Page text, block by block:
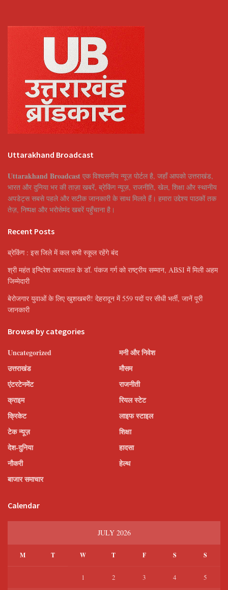
Uttarakhand Broadcast
Uttarakhand Broadcast एक विश्वसनीय न्यूज़ पोर्टल है, जहाँ आपको उत्तराखंड,
भारत और दुनिया भर की ताज़ा खबरें, ब्रेकिंग न्यूज़, राजनीति, खेल, शिक्षा और स्थानीय
अपडेट्स सबसे पहले और सटीक जानकारी के साथ मिलते हैं। हमारा उद्देश्य पाठकों तक
तेज़, निष्पक्ष और भरोसेमंद खबरें पहुँचाना है।
Recent Posts
ब्रेकिंग : इस जिले में कल सभी स्कूल रहेंगे बंद
श्री महंत इन्दिरेश अस्पताल के डॉ. पंकज गर्ग को राष्ट्रीय सम्मान, ABSI में मिली अहम
जिम्मेदारी
बेरोजगार युवाओं के लिए खुशखबरी! देहरादून में 559 पदों पर सीधी भर्ती, जानें पूरी
जानकारी
Browse by categories
Uncategorized
उत्तराखंड
एंटरटेनमेंट
क्राइम
क्रिकेट
टेक न्यूज़
देश-दुनिया
नौकरी
बाजार समाचार
मनी और निवेश
मौसम
राजनीती
रियल स्टेट
लाइफ स्टाइल
शिक्षा
हादसा
हेल्थ
Calendar
JULY 2026
M T W T F S S
1 2 3 4 5